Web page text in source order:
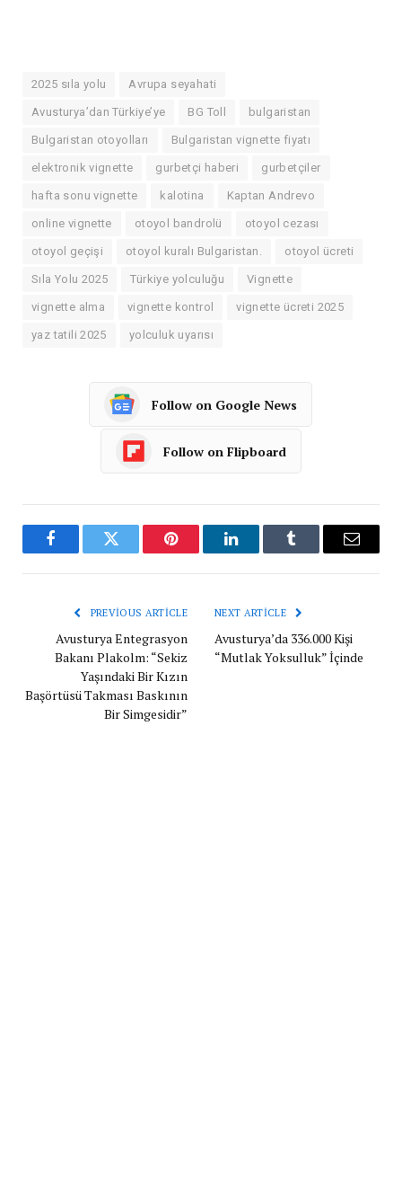
2025 sıla yolu Avrupa seyahati
Avusturya’dan Türkiye’ye BG Toll bulgaristan
Bulgaristan otoyolları Bulgaristan vignette fiyatı
elektronik vignette gurbetçi haberi gurbetçiler
hafta sonu vignette kalotina Kaptan Andrevo
online vignette otoyol bandrolü otoyol cezası
otoyol geçişi otoyol kuralı Bulgaristan. otoyol ücreti
Sıla Yolu 2025 Türkiye yolculuğu Vignette
vignette alma vignette kontrol vignette ücreti 2025
yaz tatili 2025 yolculuk uyarısı
Follow on Google News
Follow on Flipboard
FacebookTwitter Pinterest LinkedInTumblr Email
PREVIOUS ARTICLE
Avusturya Entegrasyon
Bakanı Plakolm: “Sekiz
Yaşındaki Bir Kızın
Başörtüsü Takması Baskının
Bir Simgesidir”
NEXT ARTICLE
Avusturya’da 336.000 Kişi
“Mutlak Yoksulluk” İçinde